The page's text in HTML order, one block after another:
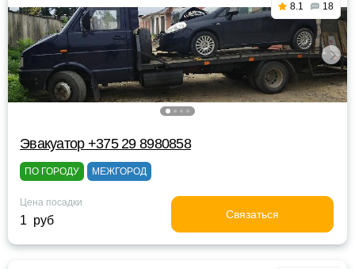
8.1 18
Эвакуатор +375 29 8980858
ПО ГОРОДУ МЕЖГОРОД
Цена посадки
1 руб Связаться